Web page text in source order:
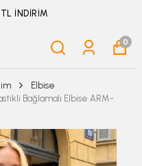
İÇİN TIKLA
0
Elbise
Bağlamalı Elbise ARM-